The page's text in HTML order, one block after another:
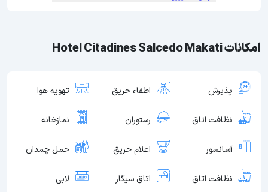
امکانات Hotel Citadines Salcedo Makati
پذیرش اطفاء حریق تهویه هوا
نظافت اتاق رستوران نمازخانه
آسانسور اعلام حریق حمل چمدان
نظافت اتاق اتاق سیگار لابی